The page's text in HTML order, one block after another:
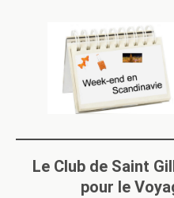
Le Club de Saint
pour le